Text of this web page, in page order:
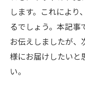
します。これにより
るでしょう。本記事
お伝えしましたが
様にお届けしたいと
い。